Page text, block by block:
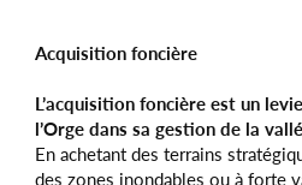
Acquisition foncière
L’acquisition foncière est un
l’Orge dans sa gestion de la
En achetant des terrains
des zones inondables ou à forte